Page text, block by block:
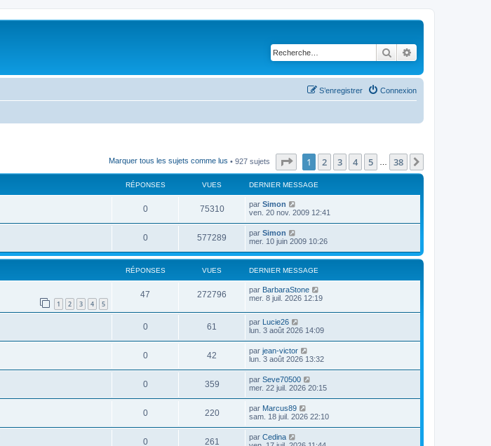
Rechercher
Connexion
S’enregistrer
Marquer tous les sujets comme lus • 927 sujets Page sur38
1 2 3 4 5 38
RÉPONSES VUES DERNIER MESSAGE
0 75310 par Simon
ven. 20 nov. 2009 12:41
0 577289 par Simon
mer. 10 juin 2009 10:26
RÉPONSES VUES DERNIER MESSAGE
1 2 3 4 5
47 272796 par BarbaraStone
mer. 8 juil. 2026 12:19
0 61 par Lucie26
lun. 3 août 2026 14:09
0 42 par jean-victor
lun. 3 août 2026 13:32
0 359 par Seve70500
mer. 22 juil. 2026 20:15
0 220 par Marcus89
sam. 18 juil. 2026 22:10
0 261 par Cedina